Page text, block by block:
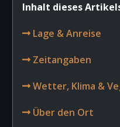
Inhalt dieses
Lage & Anreise
Zeitangaben
Wetter, Klima &
Über den Ort